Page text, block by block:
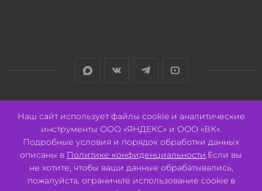
2026 © ООО "СВК"/ 656064 г. Барнаул, ул. Павловский тракт, 52.
ИНН 2221130516 ОГРН 1082221000531.
Разработано:Авалон
Наш сайт использует файлы cookie и аналитические
инструменты ООО «ЯНДЕКС» и ООО «ВК».
Подробные условия и порядок обработки данных
описаны в Политике конфиденциальности.Если вы
не хотите, чтобы ваши данные обрабатывались,
пожалуйста, ограничьте использование cookie в